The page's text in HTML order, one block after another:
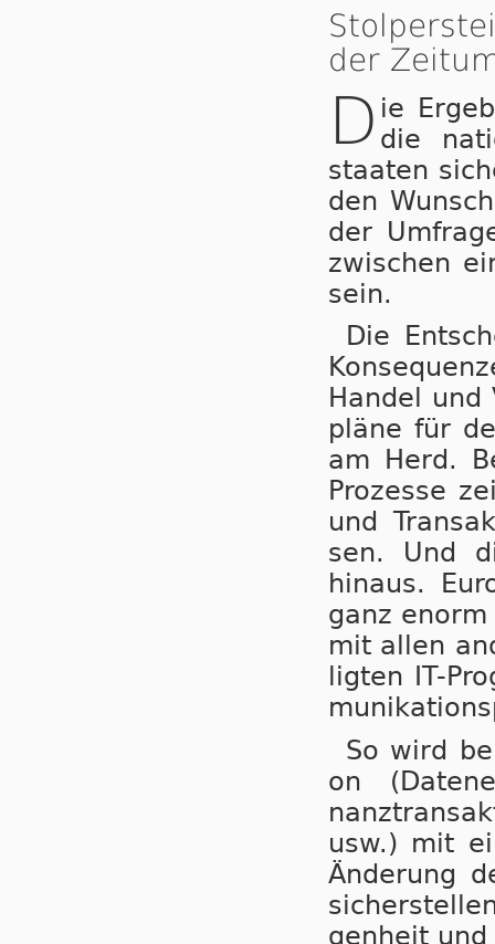
der
D ie
die
staa­ten
den
der
zwi­schen
sein.
Die
Han­del
plä­ne für
am Herd.
Pro­zes­se
und
sen. Und
hinaus.
ganz
mit allen
lig­ten IT-
So wird
on
usw.) mit
Än­de­rung
gen­heit